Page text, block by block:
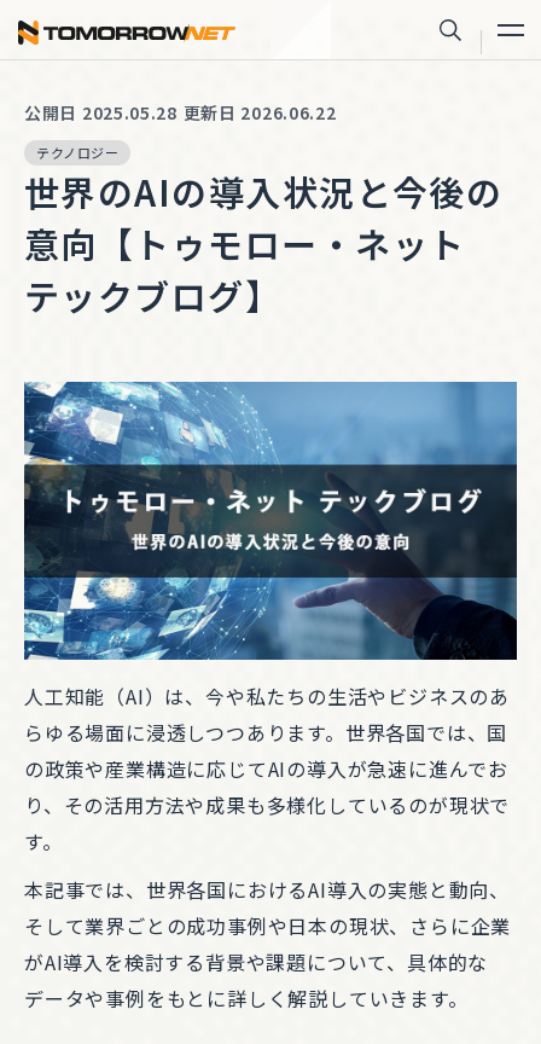
株式会社トゥモロー・ネット
サイト内
公開日 2025.05.28 更新日 2026.06.22
テクノロジー
世界のAIの導入状況と今後の
意向【トゥモロー・ネット
テックブログ】
人工知能（AI）は、今や私たちの生活やビジネスのあ
らゆる場面に浸透しつつあります。世界各国では、国
の政策や産業構造に応じてAIの導入が急速に進んでお
り、その活用方法や成果も多様化しているのが現状で
す。
本記事では、世界各国におけるAI導入の実態と動向、
そして業界ごとの成功事例や日本の現状、さらに企業
がAI導入を検討する背景や課題について、具体的な
データや事例をもとに詳しく解説していきます。